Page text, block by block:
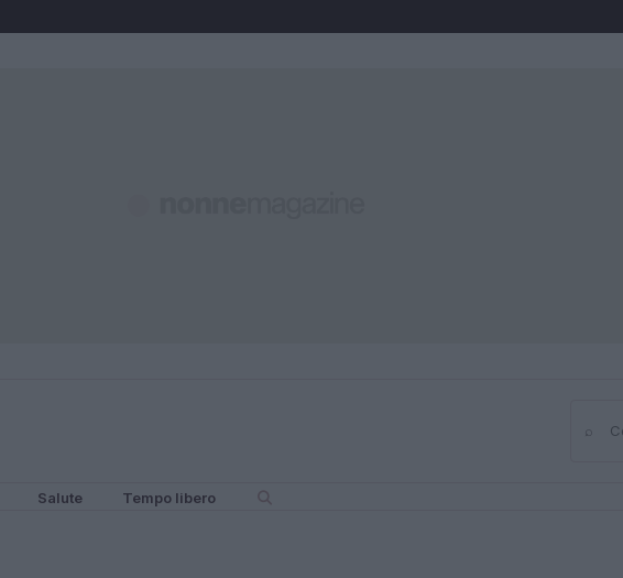
⌕
Salute Tempo libero